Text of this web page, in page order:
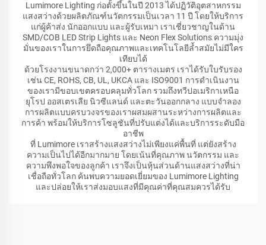
Lumimore Lighting ก่อตั้งขึ้นในปี 2013 ได้ปฏิวัติอุตสาหกรรม
แสงสว่างด้วยผลิตภัณฑ์นวัตกรรมเป็นเวลา 11 ปี โดยให้บริการ
แก่ผู้ค้าส่ง นักออกแบบ และผู้รับเหมา เราเชี่ยวชาญในด้าน
SMD/COB LED Strip Lights และ Neon Flex Solutions ความมุ่ง
มั่นของเราในการยึดถือคุณภาพและเทคโนโลยีล้ำสมัยไม่มีใคร
เทียบได้
ด้วยโรงงานขนาดกว่า 2,000+ ตารางเมตร เราได้รับใบรับรอง
เช่น CE, ROHS, CB, UL, UKCA และ ISO9001 การดำเนินงาน
ของเรามีขอบเขตครอบคลุมทั่วโลก รวมถึงทวีปอเมริกาเหนือ
ยุโรป ออสเตรเลีย นิวซีแลนด์ และตะวันออกกลาง แบบจำลอง
การผลิตแบบครบวงจรของเราผสมผสานระหว่างการผลิตและ
การค้า พร้อมให้บริการโซลูชันที่ปรับแต่งได้และบริการระดับมือ
อาชีพ
ที่ Lumimore เราสร้างแสงสว่างไม่เพียงแค่พื้นที่ แต่ยังสร้าง
ความเป็นไปได้อีกมากมาย โดยเน้นที่คุณภาพ นวัตกรรม และ
ความพึงพอใจของลูกค้า เราจึงเป็นหุ้นส่วนด้านแสงสว่างที่น่า
เชื่อถือทั่วโลก ค้นพบความยอดเยี่ยมของ Lumimore Lighting
และปล่อยให้เราส่งมอบแสงที่มีคุณค่าที่คุณสมควรได้รับ